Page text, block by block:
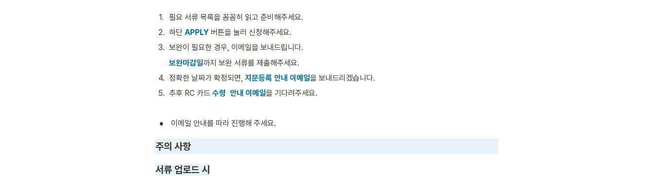
1.
필요 서류 목록을 꼼꼼히 읽고 준비해주세요.
2. 하단 APPLY 버튼을 눌러 신청해주세요.
3. 보완이 필요한 경우, 이메일을 보내드립니다.
보완마감일까지 보완 서류를 제출해주세요.
4. 정확한 날짜가 확정되면, 지문등록 안내 이메일을 보내드리겠습니다.
5. 추후 RC 카드 수령  안내 이메일을 기다려주세요.
• 이메일 안내를 따라 진행해 주세요.
주의 사항
서류 업로드 시